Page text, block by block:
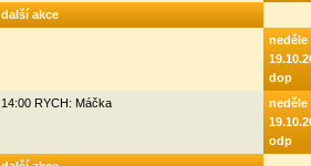
další akce
neděle
dop
14:00 RYCH: Máčka
neděle
odp